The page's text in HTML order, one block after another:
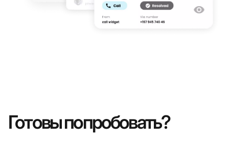
Готовы попробовать?